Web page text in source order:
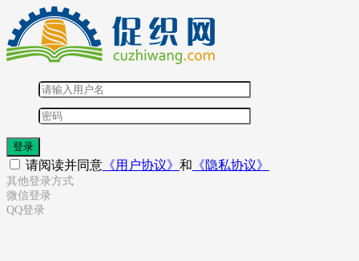
登录
请阅读并同意 《用户协议》 和 《隐私协议》
其他登录方式
微信登录
QQ登录